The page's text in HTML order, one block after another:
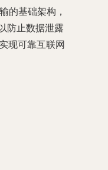
的基础架构，
防止数据泄露
现可靠互联网